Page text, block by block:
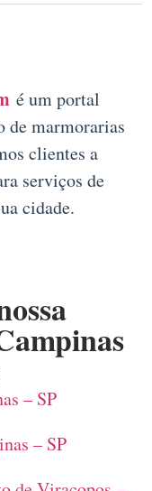
é um portal
de marmorarias
clientes a
serviços de
cidade.
– SP
– SP